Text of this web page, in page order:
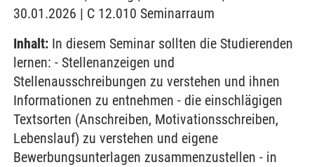
30.01.2026 | C 12.010 Seminarraum
Inhalt: In diesem Seminar sollten die Studierenden
lernen: - Stellenanzeigen und
Stellenausschreibungen zu verstehen und ihnen
Informationen zu entnehmen - die einschlägigen
Textsorten (Anschreiben, Motivationsschreiben,
Lebenslauf) zu verstehen und eigene
Bewerbungsunterlagen zusammenzustellen - in